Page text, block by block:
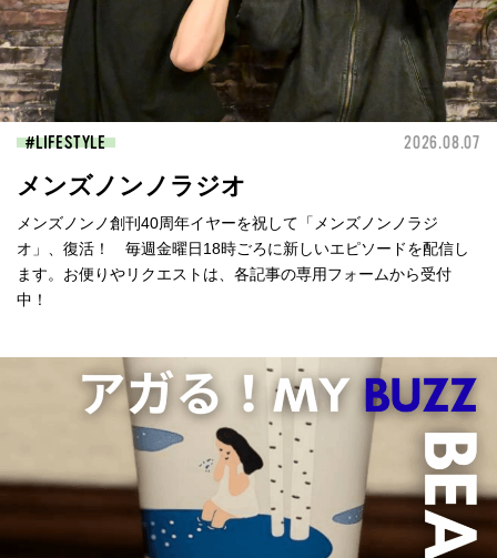
LIFESTYLE 2026.08.07
メンズノンノラジオ
メンズノンノ創刊40周年イヤーを祝して「メンズノンノラジ
オ」、復活！ 毎週金曜日18時ごろに新しいエピソードを配信し
ます。お便りやリクエストは、各記事の専用フォームから受付
中！